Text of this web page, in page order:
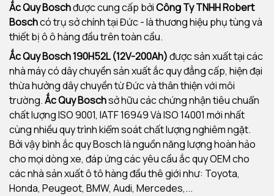
Ắc Quy Boschđược cung cấp bởiCông Ty TNHH Robert
Boschcó trụ sở chính tại Đức - là thương hiệu phụ tùng và
thiết bị ô ô hàng đầu trên toàn cầu.
Ắc Quy Bosch 190H52L (12V-200Ah)được sản xuất tại các
nhà máy có dây chuyền sản xuất ắc quy đẳng cấp, hiện đại
thừa hưởng dây chuyền từ Đức và thân thiện với môi
trường.Ắc Quy Boschsở hữu các chứng nhận tiêu chuẩn
chất lượng ISO 9001, IATF 16949 Và ISO 14001 mới nhất
cùng nhiều quy trình kiểm soát chất lượng nghiêm ngặt.
Bởi vậy bình ắc quy Bosch là nguồn năng lượng hoàn hảo
cho mọi dòng xe, đáp ứng các yêu cầu ắc quy OEM cho
các nhà sản xuất ô tô hàng đầu thê giới như: Toyota,
Honda, Peugeot, BMW, Audi, Mercedes,...